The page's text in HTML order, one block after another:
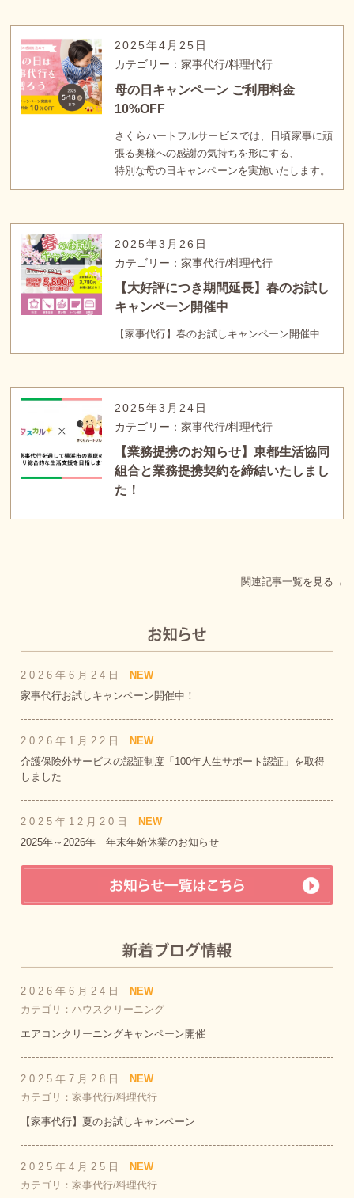
2025年4月25日
カテゴリー：家事代行/料理代行
母の日キャンペーン ご利用料金
10%OFF
さくらハートフルサービスでは、日頃家事に頑
張る奥様への感謝の気持ちを形にする、
特別な母の日キャンペーンを実施いたします。
2025年3月26日
カテゴリー：家事代行/料理代行
【大好評につき期間延長】春のお試し
キャンペーン開催中
【家事代行】春のお試しキャンペーン開催中
2025年3月24日
カテゴリー：家事代行/料理代行
【業務提携のお知らせ】東都生活協同
組合と業務提携契約を締結いたしまし
た！
関連記事一覧を見る→
2026年6月24日
NEW
家事代行お試しキャンペーン開催中！
2026年1月22日
NEW
介護保険外サービスの認証制度「100年人生サポート認証」を取得
しました
2025年12月20日
NEW
2025年～2026年 年末年始休業のお知らせ
2026年6月24日
NEW
カテゴリ：ハウスクリーニング
エアコンクリーニングキャンペーン開催
2025年7月28日
NEW
カテゴリ：家事代行/料理代行
【家事代行】夏のお試しキャンペーン
2025年4月25日
NEW
カテゴリ：家事代行/料理代行